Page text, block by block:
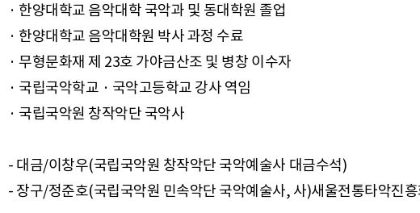
· 한양대학교 음악대학 국악과 및 동대학원 졸업
· 한양대학교 음악대학원 박사 과정 수료
· 무형문화재 제 23호 가야금산조 및 병창 이수자
· 국립국악학교 · 국악고등학교 강사 역임
· 국립국악원 창작악단 국악사
- 대금/이창우(국립국악원 창작악단 국악예술사 대금수석)